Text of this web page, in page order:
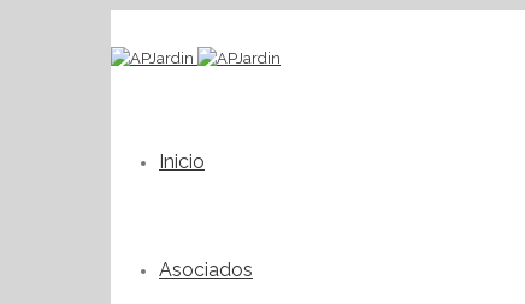
Inicio
Asociados